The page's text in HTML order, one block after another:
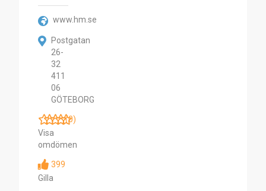
www.hm.se
Postgatan
26-
32
411
06
GÖTEBORG
(0)
Visa
omdömen
399
Gilla